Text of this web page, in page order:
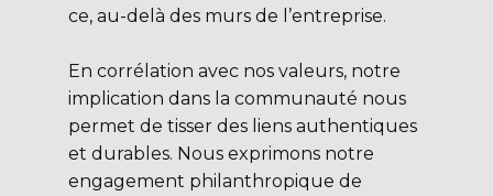
ce, au-delà des murs de l’entreprise.
En corrélation avec nos valeurs, notre
implication dans la communauté nous
permet de tisser des liens authentiques
et durables. Nous exprimons notre
engagement philanthropique de